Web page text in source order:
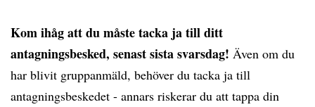
Kom ihåg att du måste tacka ja till ditt
antagningsbesked, senast sista svarsdag! Även om du
har blivit gruppanmäld, behöver du tacka ja till
antagningsbeskedet - annars riskerar du att tappa din